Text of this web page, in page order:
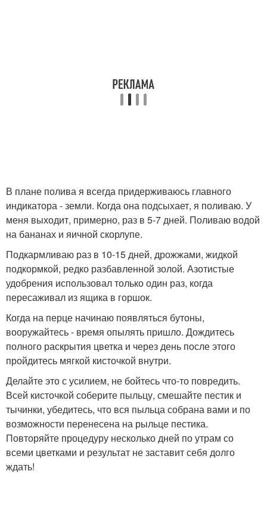
В плане полива я всегда придерживаюсь главного
индикатора - земли. Когда она подсыхает, я поливаю. У
меня выходит, примерно, раз в 5-7 дней. Поливаю водой
на бананах и яичной скорлупе.
Подкармливаю раз в 10-15 дней, дрожжами, жидкой
подкормкой, редко разбавленной золой. Азотистые
удобрения использовал только один раз, когда
пересаживал из ящика в горшок.
Когда на перце начинаю появляться бутоны,
вооружайтесь - время опылять пришло. Дождитесь
полного раскрытия цветка и через день после этого
пройдитесь мягкой кисточкой внутри.
Делайте это с усилием, не бойтесь что-то повредить.
Всей кисточкой соберите пыльцу, смешайте пестик и
тычинки, убедитесь, что вся пыльца собрана вами и по
возможности перенесена на рыльце пестика.
Повторяйте процедуру несколько дней по утрам со
всеми цветками и результат не заставит себя долго
ждать!